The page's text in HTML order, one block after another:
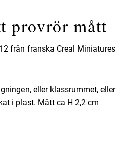
provrör mått
från franska Creal Miniatures
eller klassrummet, eller
i plast. Mått ca H 2,2 cm